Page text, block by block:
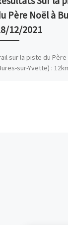
Père Noël à
12/2021
sur la piste du Père
sur-Yvette) :